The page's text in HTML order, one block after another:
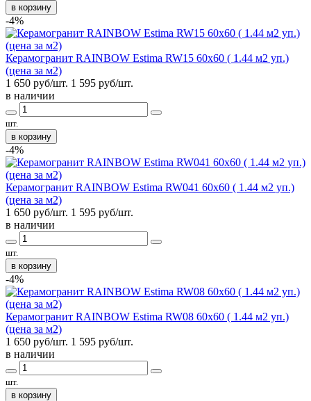
в корзину
-4%
Керамогранит RAINBOW Estima RW15 60x60 ( 1.44 м2 уп.)
(цена за м2)
1 650 руб/шт. 1 595 руб/шт.
в наличии
шт.
в корзину
-4%
Керамогранит RAINBOW Estima RW041 60x60 ( 1.44 м2 уп.)
(цена за м2)
1 650 руб/шт. 1 595 руб/шт.
в наличии
шт.
в корзину
-4%
Керамогранит RAINBOW Estima RW08 60x60 ( 1.44 м2 уп.)
(цена за м2)
1 650 руб/шт. 1 595 руб/шт.
в наличии
шт.
в корзину